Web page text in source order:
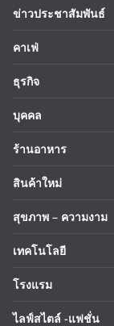
ข่าวประชาสัมพันธ์
คาเฟ่
ธุรกิจ
บุคคล
ร้านอาหาร
สินค้าใหม่
สุขภาพ – ความงาม
เทคโนโลยี
โรงแรม
ไลฟ์สไตล์ -แฟชั่น